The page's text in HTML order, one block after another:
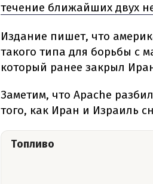
течение ближайших двух
Издание пишет, что
такого типа для борьбы с
который ранее закрыл
Заметим, что Apache
того, как Иран и Израиль
Топливо